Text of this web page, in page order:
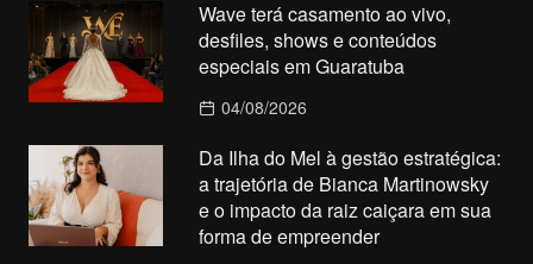
Wave terá casamento ao vivo,
desfiles, shows e conteúdos
especiais em Guaratuba
04/08/2026
Da Ilha do Mel à gestão estratégica:
a trajetória de Bianca Martinowsky
e o impacto da raiz caiçara em sua
forma de empreender